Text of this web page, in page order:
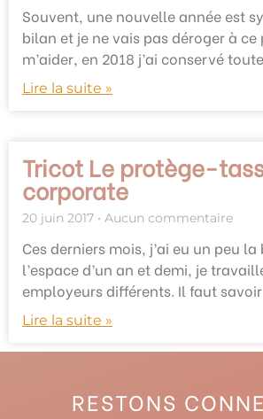
Souvent, une nouvelle année est
bilan et je ne vais pas déroger à
m’aider, en 2018 j’ai conservé
Lire la suite »
Tricot Le protège-
corporate
20 juin 2017 Aucun commentaire
Ces derniers mois, j’ai eu un peu
l’espace d’un an et demi, je
employeurs différents. Il faut savoir
Lire la suite »
RESTONS